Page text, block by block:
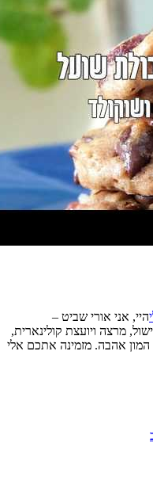
היי, אני אורי שביט –
מרצה ויועצת קולינארית,
המון אהבה. מזמינה אתכם אלי